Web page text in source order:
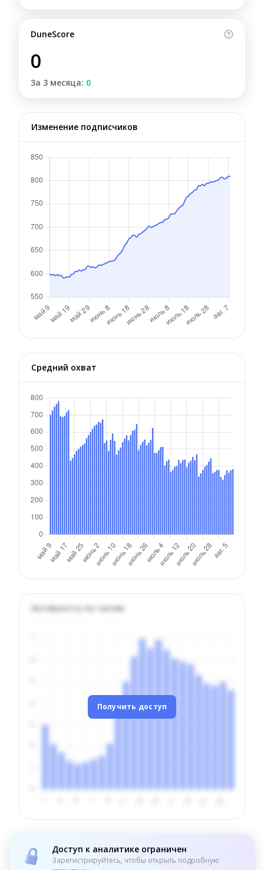
DuneScore
0
За 3 месяца: 0
Изменение подписчиков
Средний охват
Активность по часам
Получить доступ
Доступ к аналитике ограничен
Зарегистрируйтесь, чтобы открыть подробную